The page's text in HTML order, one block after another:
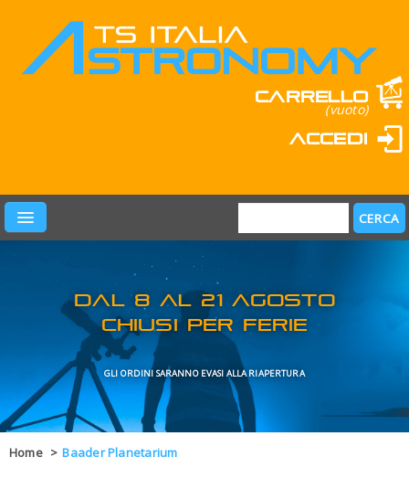
Carrello
(vuoto)
Accedi
PRODOTTI
LEARN & FUN
MARCHI
OFFERTE
Home > Baader Planetarium